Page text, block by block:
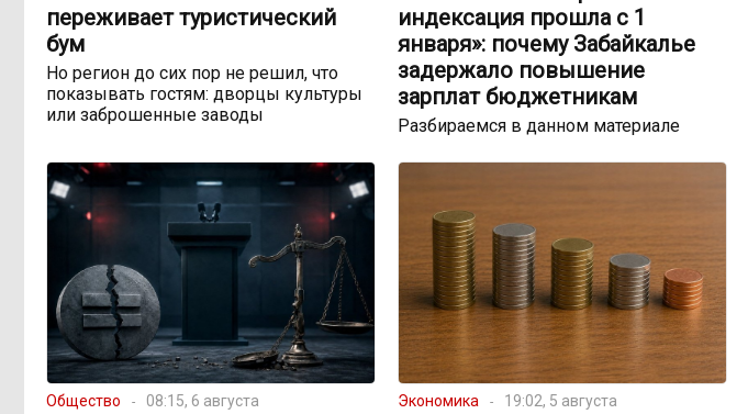
переживает туристический
бум
Но регион до сих пор не решил, что
показывать гостям: дворцы культуры
или заброшенные заводы
индексация прошла с 1
января»: почему Забайкалье
задержало повышение
зарплат бюджетникам
Разбираемся в данном материале
Общество 08:15, 6 августа Экономика 19:02, 5 августа